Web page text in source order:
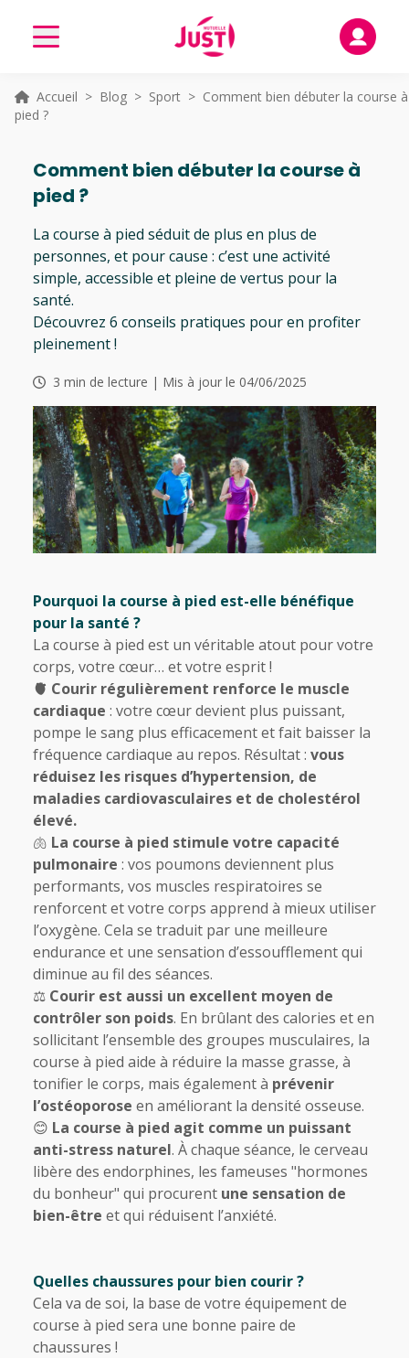
Accueil > Blog> Sport> Comment bien débuter la course à
pied ?
Comment bien débuter la course à
pied ?
La course à pied séduit de plus en plus de
personnes, et pour cause : c’est une activité
simple, accessible et pleine de vertus pour la
santé.
Découvrez 6 conseils pratiques pour en profiter
pleinement !
3 min de lecture | Mis à jour le 04/06/2025
Pourquoi la course à pied est-elle bénéfique
pour la santé ?
La course à pied est un véritable atout pour votre
corps, votre cœur… et votre esprit !
🫀 Courir régulièrement renforce le muscle
cardiaque : votre cœur devient plus puissant,
pompe le sang plus efficacement et fait baisser la
fréquence cardiaque au repos. Résultat : vous
réduisez les risques d’hypertension, de
maladies cardiovasculaires et de cholestérol
élevé.
🫁 La course à pied stimule votre capacité
pulmonaire : vos poumons deviennent plus
performants, vos muscles respiratoires se
renforcent et votre corps apprend à mieux utiliser
l’oxygène. Cela se traduit par une meilleure
endurance et une sensation d’essoufflement qui
diminue au fil des séances.
⚖️ Courir est aussi un excellent moyen de
contrôler son poids. En brûlant des calories et en
sollicitant l’ensemble des groupes musculaires, la
course à pied aide à réduire la masse grasse, à
tonifier le corps, mais également à prévenir
l’ostéoporose en améliorant la densité osseuse.
😊 La course à pied agit comme un puissant
anti-stress naturel. À chaque séance, le cerveau
libère des endorphines, les fameuses "hormones
du bonheur" qui procurent une sensation de
bien-être et qui réduisent l’anxiété.
Quelles chaussures pour bien courir ?
Cela va de soi, la base de votre équipement de
course à pied sera une bonne paire de
chaussures !